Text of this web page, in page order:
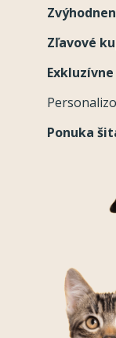
Zľavové
Ponuka